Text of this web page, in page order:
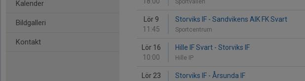
Kalender
Bildgalleri
Kontakt
Sportvallen
Lör 9
11:45
Storviks IF - Sandvikens AIK FK Svart
Sportcentrum
Lör 16
10:00
Hille IF Svart - Storviks IF
Hille IP
Lör 23
Storviks IF - Årsunda IF